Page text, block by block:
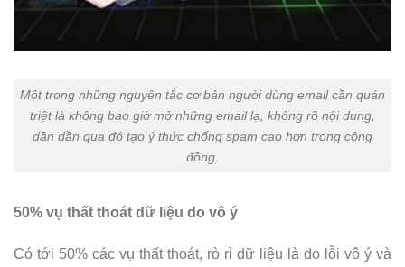
Một trong những nguyên tắc cơ bản người dùng email cần quán
triệt là không bao giờ mở những email lạ, không rõ nội dung,
dần dần qua đó tạo ý thức chống spam cao hơn trong cộng
đồng.
50% vụ thất thoát dữ liệu do vô ý
Có tới 50% các vụ thất thoát, rò rỉ dữ liệu là do lỗi vô ý và